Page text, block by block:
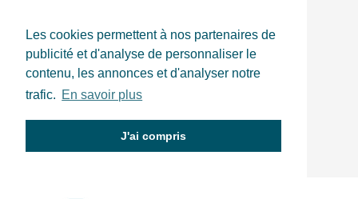
Les cookies permettent à nos partenaires de
publicité et d'analyse de personnaliser le
contenu, les annonces et d'analyser notre
trafic. En savoir plus
J'ai compris